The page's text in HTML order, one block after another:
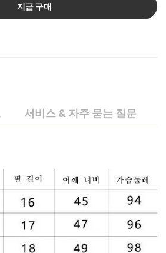
지금 구매
서비스 & 자주 묻는 질문